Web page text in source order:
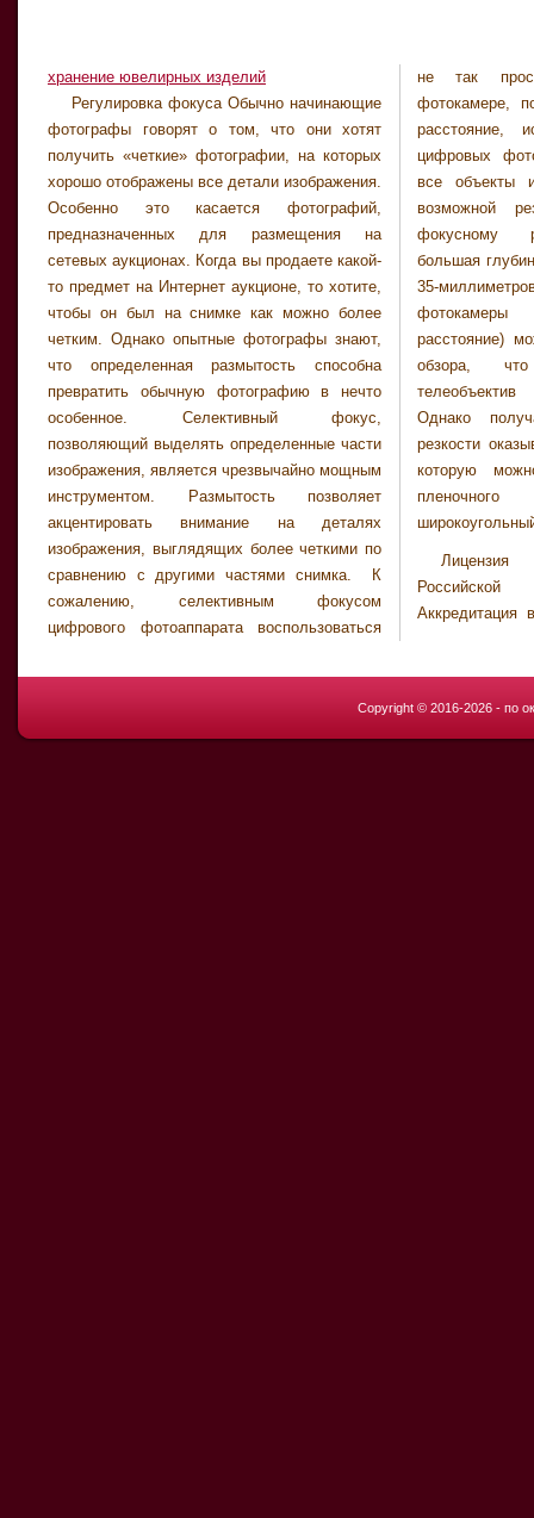
хранение ювелирных изделий
Регулировка фокуса Обычно начинающие
фотографы говорят о том, что они хотят
получить «четкие» фотографии, на которых
хорошо отображены все детали изображения.
Особенно это касается фотографий,
предназначенных для размещения на
сетевых аукционах. Когда вы продаете какой-
то предмет на Интернет аукционе, то хотите,
чтобы он был на снимке как можно более
четким. Однако опытные фотографы знают,
что определенная размытость способна
превратить обычную фотографию в нечто
особенное. Селективный фокус,
позволяющий выделять определенные части
изображения, является чрезвычайно мощным
инструментом. Размытость позволяет
акцентировать внимание на деталях
изображения, выглядящих более четкими по
сравнению с другими частями снимка. К
сожалению, селективным фокусом
цифрового фотоаппарата воспользоваться
не так
фотокамере, поскольку короткое фокусное
расстояние, используемое в объективах
цифровых фотокамер, позволяет получить
все объекты изображения с максимально
возможной резкостью. Более короткому
фокусному расстоянию соответствует
большая глубина резкости. Съемка в режиме
35-миллиметрового телеобъектива цифровой
фотокамеры (реальное фокусное
расстояние) может обеспечить то же поле
обзора, что и 135-миллиметровый
телеобъектив пленочной фотокамеры.
Однако получаемая при этом глубина
резкости оказывается гораздо ближе к той,
которую можно обеспечить с помощью
пленочного фотоаппарата, имеющего
Аккредитация
Copyright © 2016-2026 - по